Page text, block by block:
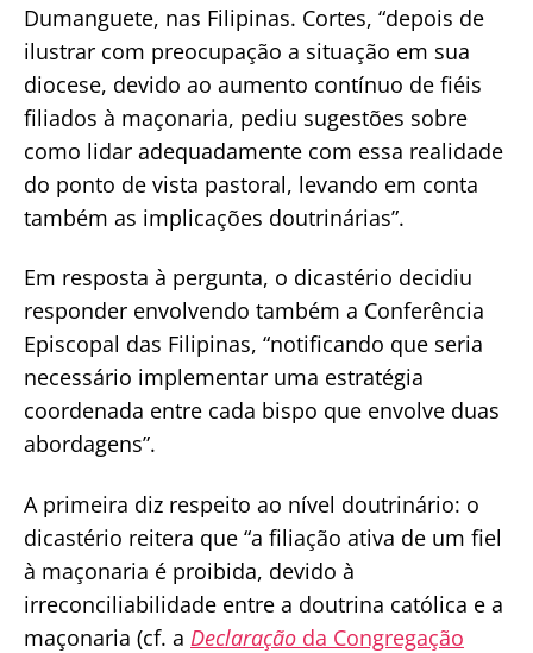
Dumanguete, nas Filipinas. Cortes, “depois de
ilustrar com preocupação a situação em sua
diocese, devido ao aumento contínuo de fiéis
filiados à maçonaria, pediu sugestões sobre
como lidar adequadamente com essa realidade
do ponto de vista pastoral, levando em conta
também as implicações doutrinárias”.
Em resposta à pergunta, o dicastério decidiu
responder envolvendo também a Conferência
Episcopal das Filipinas, “notificando que seria
necessário implementar uma estratégia
coordenada entre cada bispo que envolve duas
abordagens”.
A primeira diz respeito ao nível doutrinário: o
dicastério reitera que “a filiação ativa de um fiel
à maçonaria é proibida, devido à
irreconciliabilidade entre a doutrina católica e a
maçonaria (cf. a Declaração da Congregação